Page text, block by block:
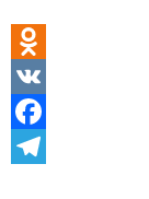
Odnoklassniki
VK
Facebook